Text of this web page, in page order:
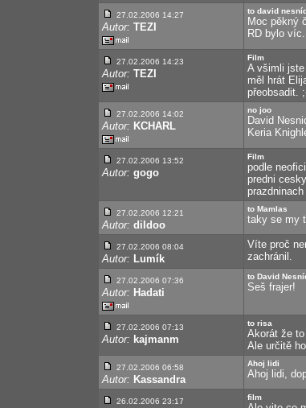
27.02.2006 14:27
Autor: TEZI
to david
Moc pěkný
RD bylo
27.02.2006 14:23
Autor: TEZI
Film
A všimli
měl hrát
přeobsadit.
27.02.2006 14:02
Autor: KCHARL
no joo
David
Keria
27.02.2006 13:52
Autor: gogo
Film
podle
predni
27.02.2006 12:21
Autor: dildoo
to Mamlas
taky se my
27.02.2006 08:04
Autor: Lumík
Víte proč
zachránil.
27.02.2006 07:36
Autor: Hadati
to David
Seš frajer!
27.02.2006 07:13
Autor: kajmanm
to risa
Akorát že
Ale určitě
27.02.2006 06:58
Autor: Kassandra
Ahoj lidi
Ahoj lidi,
26.02.2006 23:17 film